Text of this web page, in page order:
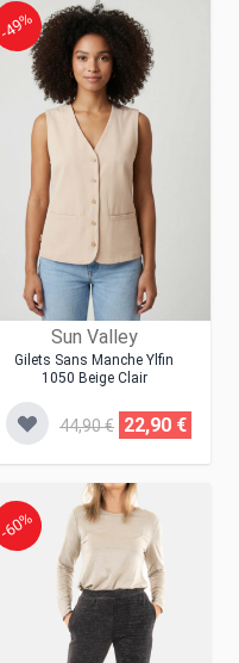
Sun Valley
Gilets Sans Manche Ylfin
1050 Beige Clair
-49%
44,90 € 22,90 €
-60%